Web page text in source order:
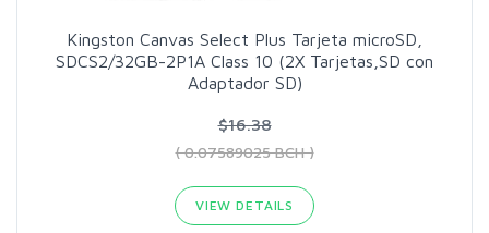
Kingston Canvas Select Plus Tarjeta microSD,
SDCS2/32GB-2P1A Class 10 (2X Tarjetas,SD con
Adaptador SD)
$16.38
( 0.07589025 BCH )
VIEW DETAILS